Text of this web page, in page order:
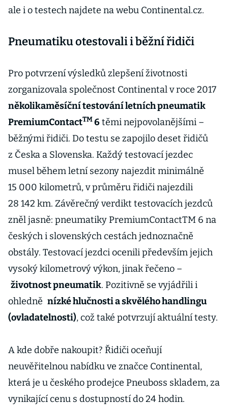
ale i o testech najdete na webu Continental.cz.
Pneumatiku otestovali i běžní řidiči
Pro potvrzení výsledků zlepšení životnosti
zorganizovala společnost Continental v roce 2017
několikaměsíční testování letních pneumatik
PremiumContactTM6těmi nejpovolanějšími –
běžnými řidiči. Do testu se zapojilo deset řidičů
z Česka a Slovenska. Každý testovací jezdec
musel během letní sezony najezdit minimálně
15 000 kilometrů, v průměru řidiči najezdili
28 142 km. Závěrečný verdikt testovacích jezdců
zněl jasně: pneumatiky PremiumContactTM 6 na
českých i slovenských cestách jednoznačně
obstály. Testovací jezdci ocenili především jejich
vysoký kilometrový výkon, jinak řečeno –
životnost pneumatik. Pozitivně se vyjádřili i
ohledně nízké hlučnosti a skvělého handlingu
(ovladatelnosti), což také potvrzují aktuální testy.
A kde dobře nakoupit? Řidiči oceňují
neuvěřitelnou nabídku ve značce Continental,
která je u českého prodejce Pneuboss skladem, za
vynikající cenu s dostupností do 24 hodin.